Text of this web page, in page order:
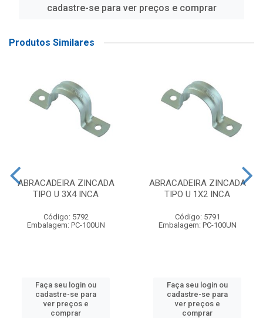
cadastre-se para ver preços e comprar
Produtos Similares
ABRACADEIRA ZINCADA
TIPO U 3X4 INCA
Código: 5792
Embalagem: PC-100UN
Faça seu login ou
cadastre-se para
ver preços e
comprar
ABRACADEIRA ZINCADA
TIPO U 1X2 INCA
Código: 5791
Embalagem: PC-100UN
Faça seu login ou
cadastre-se para
ver preços e
comprar